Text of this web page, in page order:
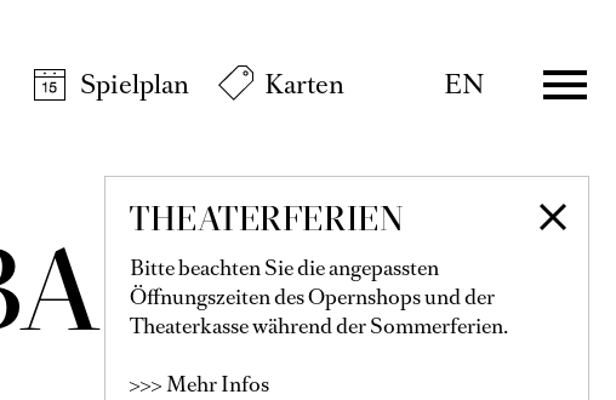
Spielplan
Karten EN
THEATERFERIEN
Bitte beachten Sie die angepassten
Öffnungszeiten des Opernshops und der
Theaterkasse während der Sommerferien.
>>> Mehr Infos